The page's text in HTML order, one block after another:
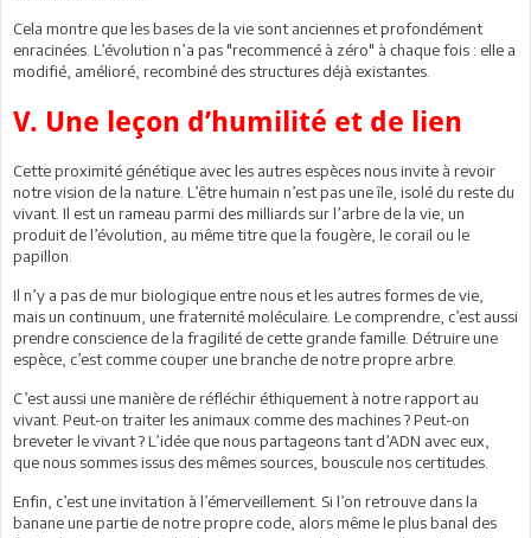
Cela montre que les bases de la vie sont anciennes et profondément
enracinées. L’évolution n’a pas "recommencé à zéro" à chaque fois : elle a
modifié, amélioré, recombiné des structures déjà existantes.
V. Une leçon d’humilité et de lien
Cette proximité génétique avec les autres espèces nous invite à revoir
notre vision de la nature. L’être humain n’est pas une île, isolé du reste du
vivant. Il est un rameau parmi des milliards sur l’arbre de la vie, un
produit de l’évolution, au même titre que la fougère, le corail ou le
papillon.
Il n’y a pas de mur biologique entre nous et les autres formes de vie,
mais un continuum, une fraternité moléculaire. Le comprendre, c’est aussi
prendre conscience de la fragilité de cette grande famille. Détruire une
espèce, c’est comme couper une branche de notre propre arbre.
C’est aussi une manière de réfléchir éthiquement à notre rapport au
vivant. Peut-on traiter les animaux comme des machines ? Peut-on
breveter le vivant ? L’idée que nous partageons tant d’ADN avec eux,
que nous sommes issus des mêmes sources, bouscule nos certitudes.
Enfin, c’est une invitation à l’émerveillement. Si l’on retrouve dans la
banane une partie de notre propre code, alors même le plus banal des